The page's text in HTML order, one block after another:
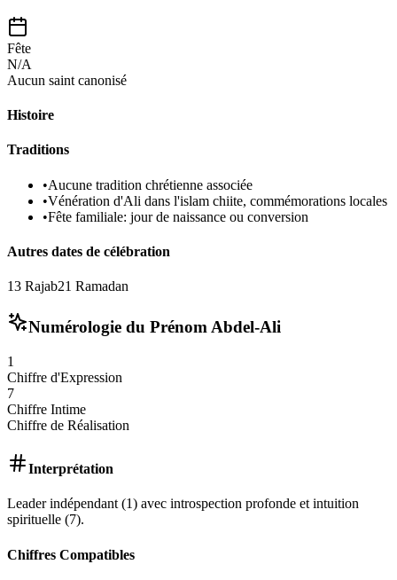
Fête
N/A
Aucun saint canonisé
Histoire
Traditions
•Aucune tradition chrétienne associée
•Vénération d'Ali dans l'islam chiite, commémorations locales
•Fête familiale: jour de naissance ou conversion
Autres dates de célébration
13 Rajab21 Ramadan
Numérologie du Prénom Abdel-Ali
1
Chiffre d'Expression
7
Chiffre Intime
Chiffre de Réalisation
Interprétation
Leader indépendant (1) avec introspection profonde et intuition
spirituelle (7).
Chiffres Compatibles